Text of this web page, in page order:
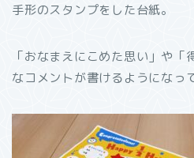
手形のスタンプをした台紙。
「おなまえにこめた思い」や
なコメントが書けるようになっ